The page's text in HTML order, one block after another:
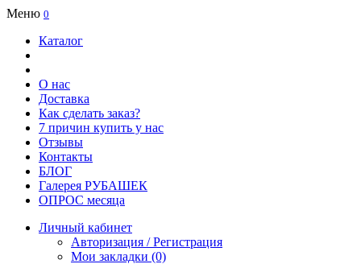
Меню 0
Каталог
О нас
Доставка
Как сделать заказ?
7 причин купить у нас
Отзывы
Контакты
БЛОГ
Галерея РУБАШЕК
ОПРОС месяца
Личный кабинет
Авторизация / Регистрация
Мои закладки (0)